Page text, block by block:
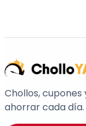
Chollos,
ahorrar cada día.